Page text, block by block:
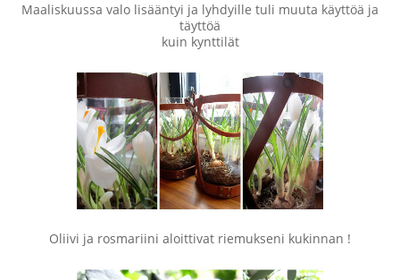
Maaliskuussa valo lisääntyi ja lyhdyille tuli muuta käyttöä ja
täyttöä
kuin kynttilät
Oliivi ja rosmariini aloittivat riemukseni kukinnan !